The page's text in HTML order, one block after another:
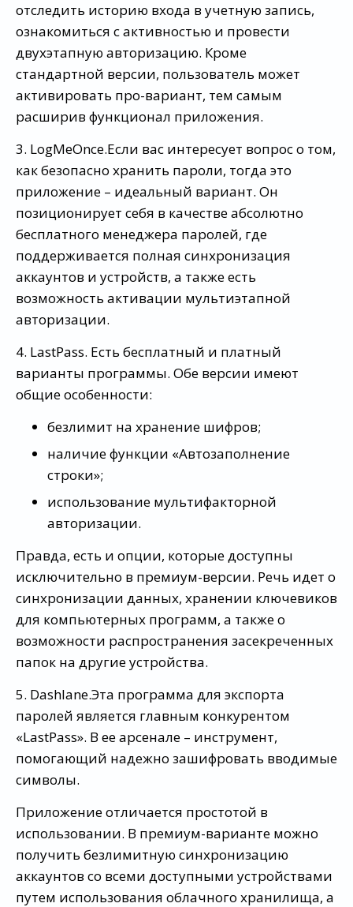
отследить историю входа в учетную запись,
ознакомиться с активностью и провести
двухэтапную авторизацию. Кроме
стандартной версии, пользователь может
активировать про-вариант, тем самым
расширив функционал приложения.
3. LogMeOnce.Если вас интересует вопрос о том,
как безопасно хранить пароли, тогда это
приложение – идеальный вариант. Он
позиционирует себя в качестве абсолютно
бесплатного менеджера паролей, где
поддерживается полная синхронизация
аккаунтов и устройств, а также есть
возможность активации мультиэтапной
авторизации.
4. LastPass. Есть бесплатный и платный
варианты программы. Обе версии имеют
общие особенности:
безлимит на хранение шифров;
наличие функции «Автозаполнение
строки»;
использование мультифакторной
авторизации.
Правда, есть и опции, которые доступны
исключительно в премиум-версии. Речь идет о
синхронизации данных, хранении ключевиков
для компьютерных программ, а также о
возможности распространения засекреченных
папок на другие устройства.
5. Dashlane.Эта программа для экспорта
паролей является главным конкурентом
«LastPass». В ее арсенале – инструмент,
помогающий надежно зашифровать вводимые
символы.
Приложение отличается простотой в
использовании. В премиум-варианте можно
получить безлимитную синхронизацию
аккаунтов со всеми доступными устройствами
путем использования облачного хранилища, а